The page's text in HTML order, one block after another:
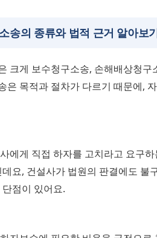
송의 종류와 법적 근거 알아보
크게 보수청구소송, 손해배상청
은 목적과 절차가 다르기 때문에,
에게 직접 하자를 고치라고 요구
요, 건설사가 법원의 판결에도 불
점이 있어요.